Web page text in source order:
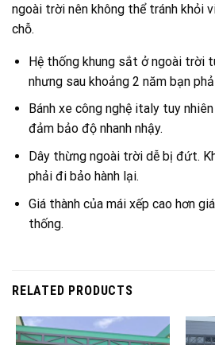
ngoài trời nên không thể tránh khỏi
chỗ.
Hệ thống khung sắt ở ngoài trời
nhưng sau khoảng 2 năm bạn
Bánh xe công nghệ italy tuy
đảm bảo độ nhanh nhậy.
Dây thừng ngoài trời dễ bị đứt.
phải đi bảo hành lại.
Giá thành của mái xếp cao hơn
thống.
RELATED PRODUCTS